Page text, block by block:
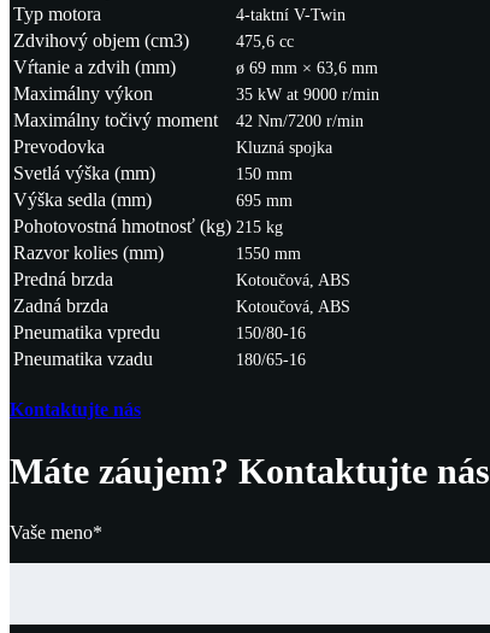
Typ motora
4-taktní V-Twin
Zdvihový objem (cm3) 475,6 cc
Vŕtanie a zdvih (mm) ø 69 mm × 63,6 mm
Maximálny výkon 35 kW at 9000 r/min
Maximálny točivý moment 42 Nm/7200 r/min
Prevodovka Kluzná spojka
Svetlá výška (mm) 150 mm
Výška sedla (mm) 695 mm
Pohotovostná hmotnosť (kg) 215 kg
Razvor kolies (mm) 1550 mm
Predná brzda Kotoučová, ABS
Zadná brzda Kotoučová, ABS
Pneumatika vpredu 150/80-16
Pneumatika vzadu 180/65-16
Kontaktujte nás
Máte záujem? Kontaktujte nás
Vaše meno*